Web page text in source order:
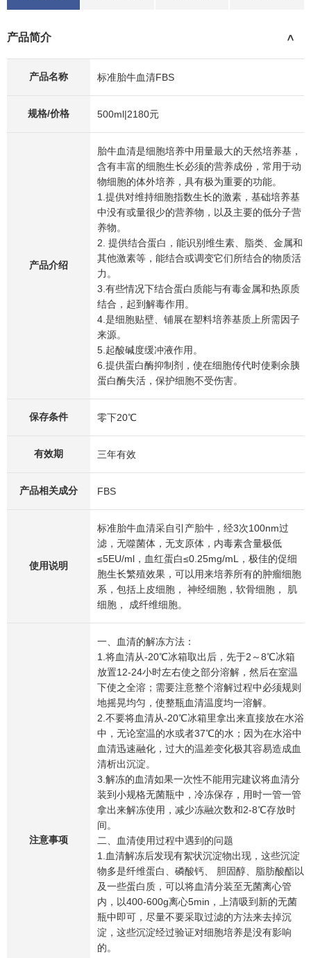
产品简介 >
产品名称 标准胎牛血清FBS
规格/价格 500ml|2180元
产品介绍
胎牛血清是细胞培养中用量最大的天然培养基，
含有丰富的细胞生长必须的营养成份，常用于动
物细胞的体外培养，具有极为重要的功能。 ​
1.提供对维持细胞指数生长的激素，基础培养基
中没有或量很少的营养物，以及主要的低分子营
养物。 ​
2. 提供结合蛋白，能识别维生素、脂类、金属和
其他激素等，能结合或调变它们所结合的物质活
力。 ​
3.有些情况下结合蛋白质能与有毒金属和热原质
结合，起到解毒作用。 ​
4.是细胞贴壁、铺展在塑料培养基质上所需因子
来源。 ​
5.起酸碱度缓冲液作用。 ​
6.提供蛋白酶抑制剂，使在细胞传代时使剩余胰
蛋白酶失活，保护细胞不受伤害。
保存条件 零下20℃
有效期 三年有效
产品相关成分 FBS
使用说明
标准胎牛血清采自引产胎牛，经3次100nm过
滤，无噬菌体，无支原体，内毒素含量极低
≤5EU/ml，血红蛋白≤0.25mg/mL，极佳的促细
胞生长繁殖效果，可以用来培养所有的肿瘤细胞
系，包括上皮细胞， 神经细胞，软骨细胞， 肌
细胞， 成纤维细胞。
注意事项
一、血清的解冻方法： ​
1.将血清从-20℃冰箱取出后，先于2～8℃冰箱
放置12-24小时左右使之部分溶解，然后在室温
下使之全溶；需要注意整个溶解过程中必须规则
地摇晃均匀，使整瓶血清温度均一溶解。 ​
2.不要将血清从-20℃冰箱里拿出来直接放在水浴
中，无论室温的水或者37℃的水；因为在水浴中
血清迅速融化，过大的温差变化极其容易造成血
清析出沉淀。 ​
3.解冻的血清如果一次性不能用完建议将血清分
装到小规格无菌瓶中，冷冻保存，用时一管一管
拿出来解冻使用，减少冻融次数和2-8℃存放时
间。 ​
二、血清使用过程中遇到的问题 ​
1.血清解冻后发现有絮状沉淀物出现，这些沉淀
物多是纤维蛋白、磷酸钙、 胆固醇、脂肪酸酯以
及一些蛋白质，可以将血清分装至无菌离心管
内，以400-600g离心5min，上清吸到新的无菌
瓶中即可，尽量不要采取过滤的方法来去掉沉
淀，这些沉淀经过验证对细胞培养是没有影响
的。 ​